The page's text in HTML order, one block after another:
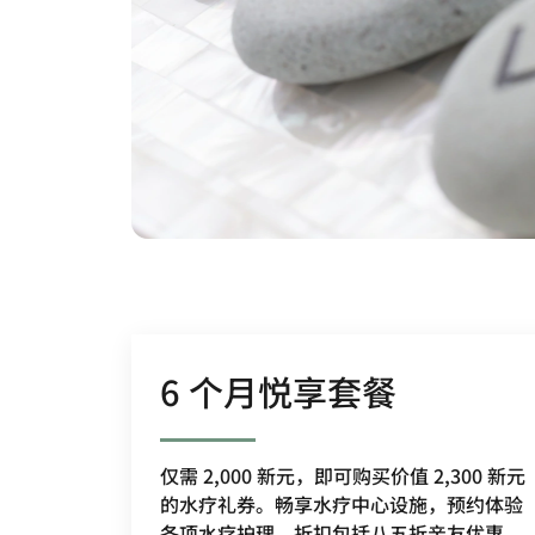
6 个月悦享套餐
仅需 2,000 新元，即可购买价值 2,300 新元
的水疗礼券。畅享水疗中心设施，预约体验